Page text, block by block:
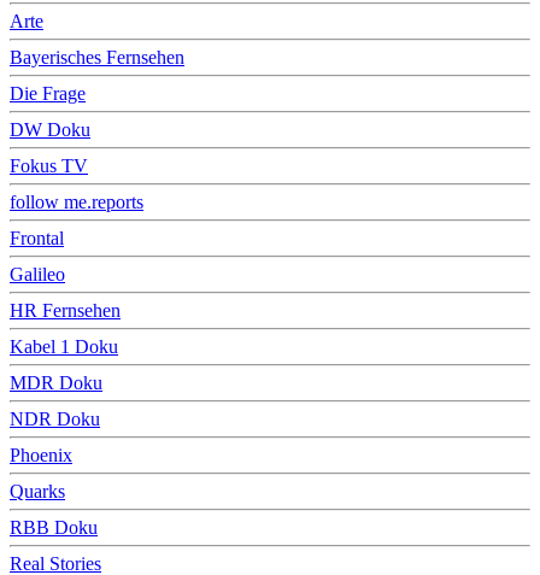
Arte
Bayerisches Fernsehen
Die Frage
DW Doku
Fokus TV
follow me.reports
Frontal
Galileo
HR Fernsehen
Kabel 1 Doku
MDR Doku
NDR Doku
Phoenix
Quarks
RBB Doku
Real Stories